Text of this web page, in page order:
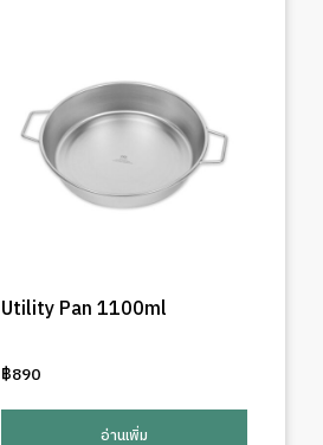
Utility Pan 1100ml
฿890
อ่านเพิ่ม